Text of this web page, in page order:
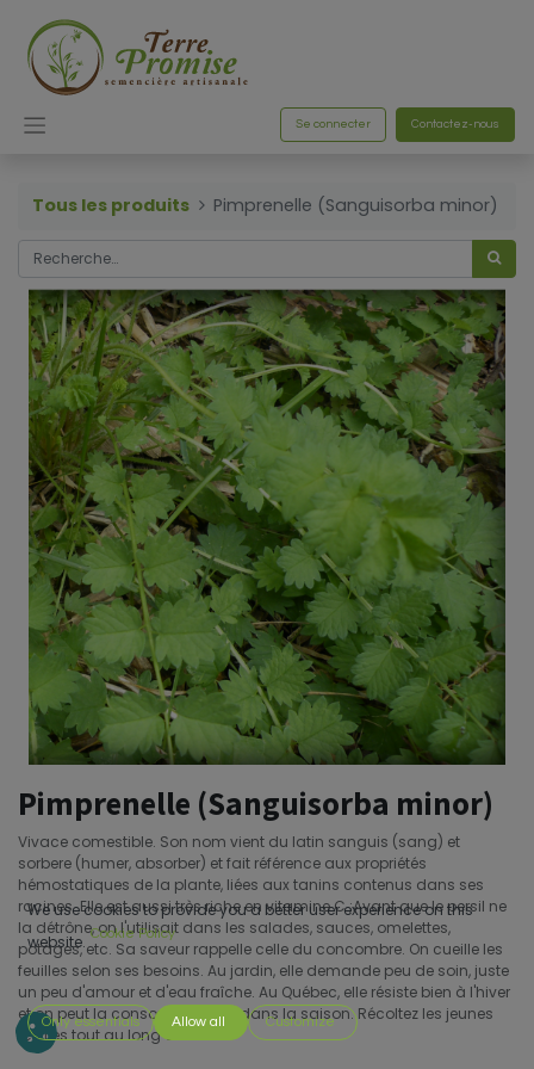
Se connecter Contactez-nous
Tous les produits Pimprenelle (Sanguisorba minor)
Pimprenelle (Sanguisorba minor)
Vivace comestible. Son nom vient du latin sanguis (sang) et
sorbere (humer, absorber) et fait référence aux propriétés
hémostatiques de la plante, liées aux tanins contenus dans ses
racines. Elle est aussi très riche en vitamine C.;Avant que le persil ne
la détrône, on l'utilisait dans les salades, sauces, omelettes,
potages, etc. Sa saveur rappelle celle du concombre. On cueille les
feuilles selon ses besoins. Au jardin, elle demande peu de soin, juste
un peu d'amour et d'eau fraîche. Au Québec, elle résiste bien à l'hiver
et on peut la consommer tard dans la saison. Récoltez les jeunes
feuilles tout au long de l'été.
We use cookies to provide you a better user experience on this
website. Cookie Policy
Only essentials Allow all Customize